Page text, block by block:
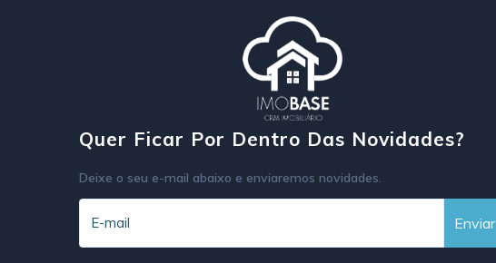
Quer Ficar Por Dentro Das Novidades?
Deixe o seu e-mail abaixo e enviaremos novidades.
Enviar